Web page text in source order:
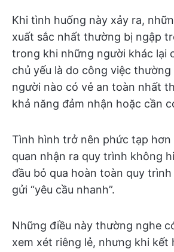
Khi tình huống này xảy ra,
xuất sắc nhất thường bị ngập
trong khi những người khác lại
chủ yếu là do công việc
người nào có vẻ an toàn nhất
khả năng đảm nhận hoặc cần
Tình hình trở nên phức tạp hơn
quan nhận ra quy trình không
đầu bỏ qua hoàn toàn quy
gửi “yêu cầu nhanh”.
Những điều này thường nghe
xem xét riêng lẻ, nhưng khi kết